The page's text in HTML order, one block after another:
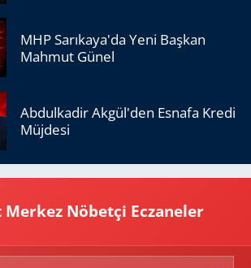
MHP Sarıkaya'da Yeni Başkan
Mahmut Günel
Abdulkadir Akgül'den Esnafa Kredi
Müjdesi
Merkez Nöbetçi Eczaneler